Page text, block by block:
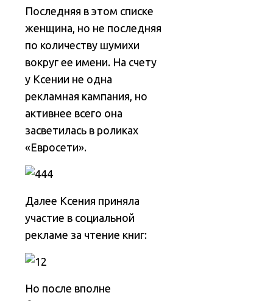
Последняя в этом списке
женщина, но не последняя
по количеству шумихи
вокруг ее имени. На счету
у Ксении не одна
рекламная кампания, но
активнее всего она
засветилась в роликах
«Евросети».
Далее Ксения приняла
участие в социальной
рекламе за чтение книг:
Но после вполне